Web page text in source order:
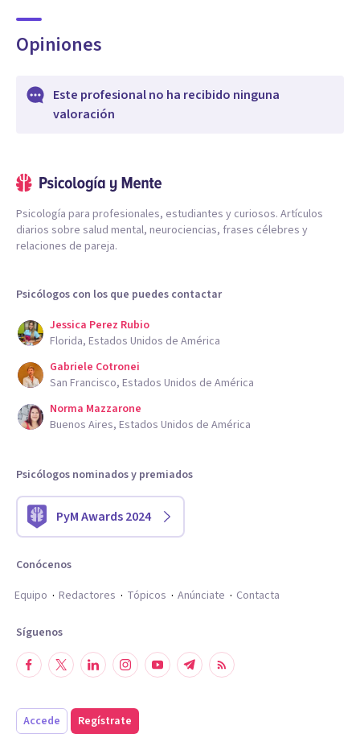
Opiniones
Este profesional no ha recibido ninguna
valoración
Psicología para profesionales, estudiantes y curiosos. Artículos
diarios sobre salud mental, neurociencias, frases célebres y
relaciones de pareja.
Psicólogos con los que puedes contactar
Jessica Perez Rubio
Florida, Estados Unidos de América
Gabriele Cotronei
San Francisco, Estados Unidos de América
Norma Mazzarone
Buenos Aires, Estados Unidos de América
Psicólogos nominados y premiados
PyM Awards 2024
Conócenos
Equipo
Redactores Tópicos Anúnciate Contacta
Síguenos
Accede Regístrate